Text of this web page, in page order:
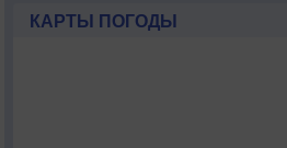
КАРТЫ ПОГОДЫ